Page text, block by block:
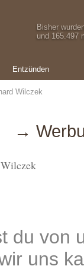
Bisher
und 165.497
Entzünden
Wilczek
→
du von
uns